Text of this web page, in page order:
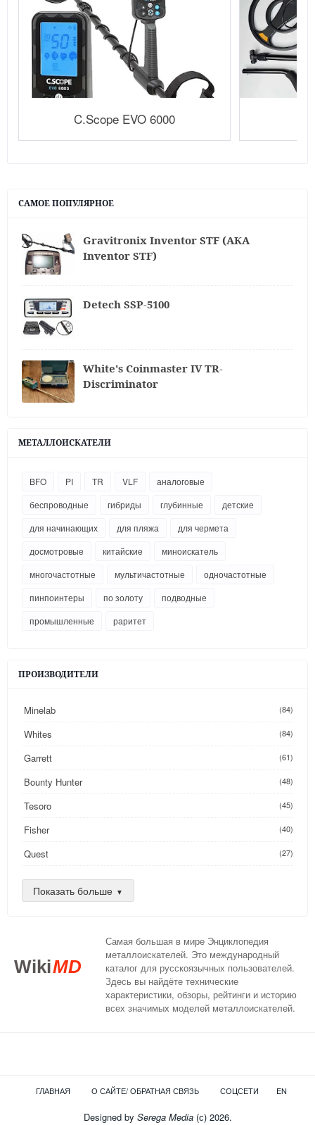
C.Scope EVO 6000
САМОЕ ПОПУЛЯРНОЕ
Gravitronix Inventor STF (АКА
Inventor STF)
Detech SSP-5100
White's Coinmaster IV TR-
Discriminator
МЕТАЛЛОИСКАТЕЛИ
BFO PI TR VLF
аналоговые
беспроводные
гибриды глубинные
детские
для начинающих
для пляжа
для чермета
досмотровые
китайские
миноискатель
многочастотные
мультичастотные
одночастотные
пинпоинтеры
по золоту
подводные
промышленные
раритет
ПРОИЗВОДИТЕЛИ
Minelab (84)
Whites (84)
Garrett (61)
Bounty Hunter (48)
Tesoro (45)
Fisher (40)
Quest (27)
Golden Mask
Nokta
XP (14)
(13)
Detech (8)
Показать больше
WikiMD
Самая большая в мире Энциклопедия
металлоискателей. Это международный
каталог для русскоязычных пользователей.
Здесь вы найдёте технические
характеристики, обзоры, рейтинги и историю
всех значимых моделей металлоискателей.
ГЛАВНАЯ О САЙТЕ/ ОБРАТНАЯ СВЯЗЬ СОЦСЕТИ EN
Designed by Serega Media(с) 2026.